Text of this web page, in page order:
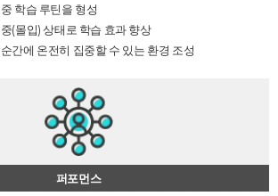
학습 루틴을 형성
(몰입) 상태로 학습 효과 향상
간에 온전히 집중할 수 있는 환경 조성
퍼포먼스